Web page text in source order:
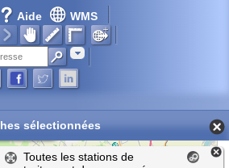
Aide WMS
Adresse
sélectionnées
Toutes les stations de